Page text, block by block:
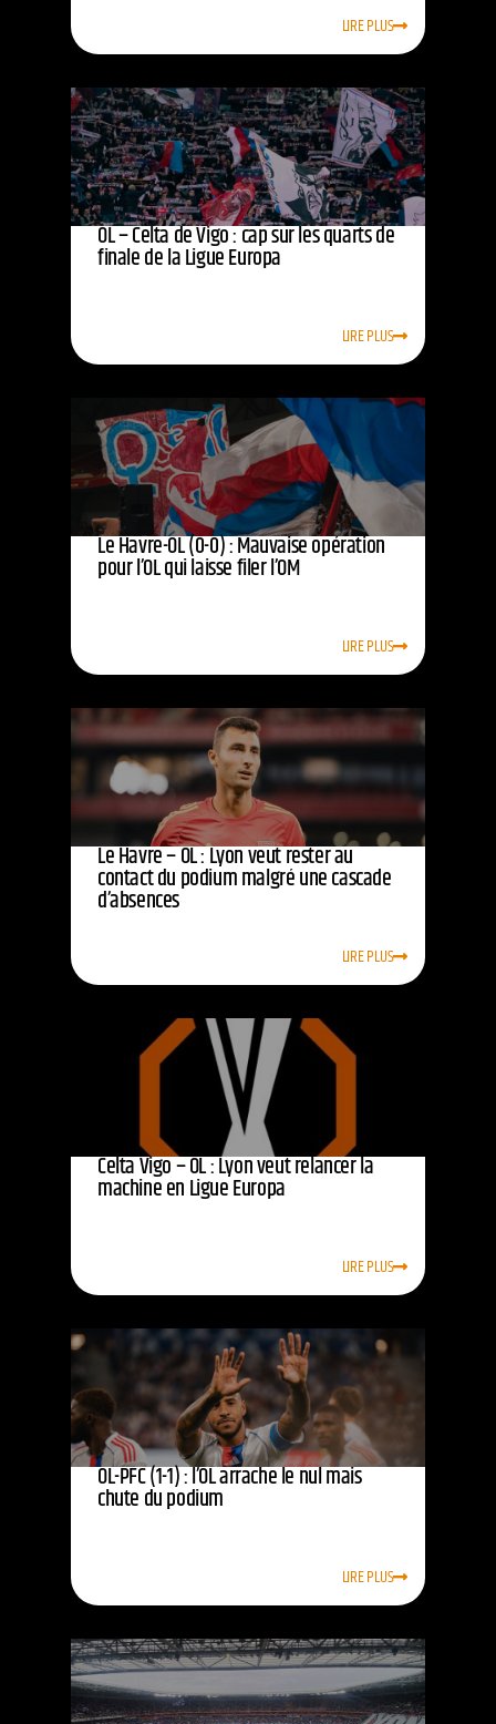
LIRE PLUS
OL – Celta de Vigo : cap sur les quarts de
finale de la Ligue Europa
LIRE PLUS
Le Havre-OL (0-0) : Mauvaise opération
pour l’OL qui laisse filer l’OM
LIRE PLUS
Le Havre – OL : Lyon veut rester au
contact du podium malgré une cascade
d’absences
LIRE PLUS
Celta Vigo – OL : Lyon veut relancer la
machine en Ligue Europa
LIRE PLUS
OL-PFC (1-1) : l’OL arrache le nul mais
chute du podium
LIRE PLUS